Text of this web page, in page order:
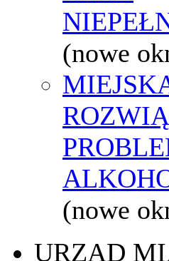
(nowe
(nowe
URZĄD